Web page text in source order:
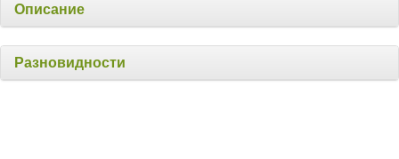
Описание
Разновидности